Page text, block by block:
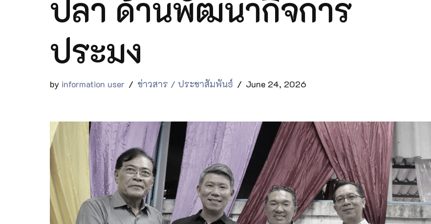
ปลา ด้านพัฒนากิจการ
ประมง
by information user ข่าวสาร / ประชาสัมพันธ์ June 24, 2026